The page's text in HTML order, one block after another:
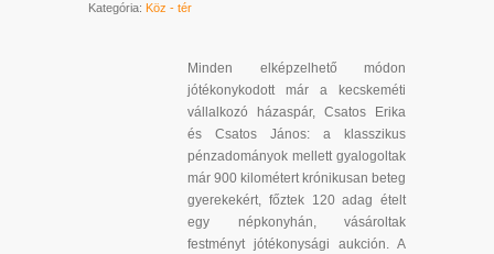
Kategória: Köz - tér
Minden elképzelhető módon
jótékonykodott már a kecskeméti
vállalkozó házaspár, Csatos Erika
és Csatos János: a klasszikus
pénzadományok mellett gyalogoltak
már 900 kilométert krónikusan beteg
gyerekekért, főztek 120 adag ételt
egy népkonyhán, vásároltak
festményt jótékonysági aukción. A